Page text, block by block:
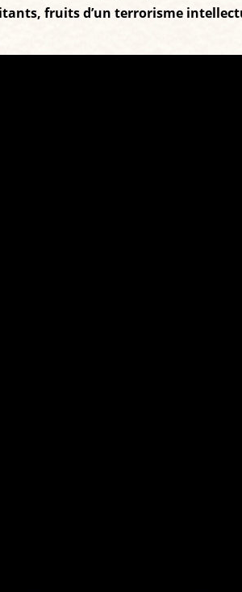
fruits d’un terrorisme